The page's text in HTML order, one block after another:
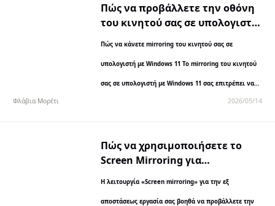
Πώς να προβάλλετε την οθόνη
του κινητού σας σε υπολογιστή
Πώς να κάνετε mirroring του κινητού σας σε
υπολογιστή με Windows 11 Το mirroring του κινητού
σας σε υπολογιστή με Windows 11 σας επιτρέπει να
βλέπετε και να ελέγχετε την κινητή συσκευή σας...
Φλάβια Μορέτι 2026/05/14
Πώς να χρησιμοποιήσετε το
Screen Mirroring για
Η λειτουργία «Screen mirroring» για την εξ
αποστάσεως εργασία σας βοηθά να προβάλλετε την